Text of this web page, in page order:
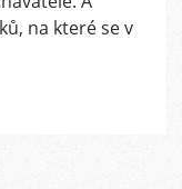
na které se v